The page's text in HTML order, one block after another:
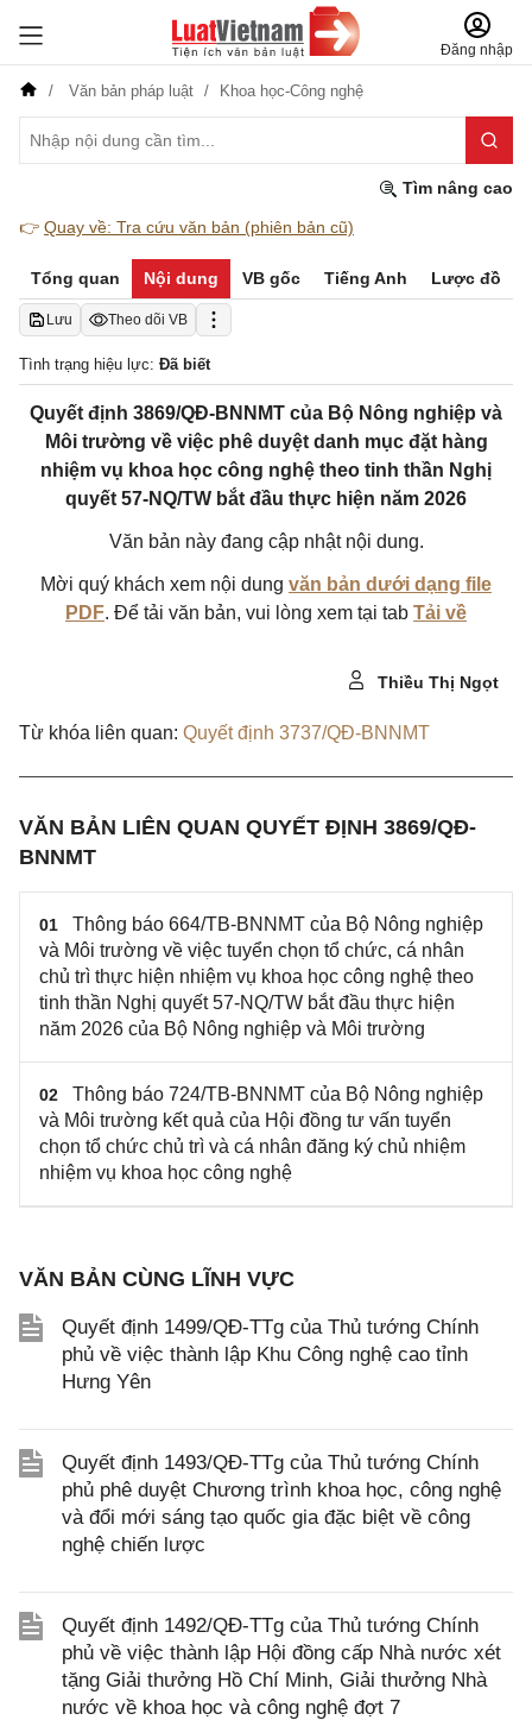
Đăng nhập
Văn bản pháp luật Khoa học-Công nghệ
Tìm nâng cao
👉 Quay về: Tra cứu văn bản (phiên bản cũ)
Tổng quan Nội dung VB gốc Tiếng Anh Lược đồ
Lưu Theo dõi VB
Tình trạng hiệu lực: Đã biết
Quyết định 3869/QĐ-BNNMT của Bộ Nông nghiệp và
Môi trường về việc phê duyệt danh mục đặt hàng
nhiệm vụ khoa học công nghệ theo tinh thần Nghị
quyết 57-NQ/TW bắt đầu thực hiện năm 2026
Văn bản này đang cập nhật nội dung.
Mời quý khách xem nội dung văn bản dưới dạng file
PDF. Để tải văn bản, vui lòng xem tại tab Tải về
Thiều Thị Ngọt
Từ khóa liên quan: Quyết định 3737/QĐ-BNNMT
VĂN BẢN LIÊN QUAN QUYẾT ĐỊNH 3869/QĐ-
BNNMT
01
Thông báo 664/TB-BNNMT của Bộ Nông nghiệp
và Môi trường về việc tuyển chọn tổ chức, cá nhân
chủ trì thực hiện nhiệm vụ khoa học công nghệ theo
tinh thần Nghị quyết 57-NQ/TW bắt đầu thực hiện
năm 2026 của Bộ Nông nghiệp và Môi trường
02
Thông báo 724/TB-BNNMT của Bộ Nông nghiệp
và Môi trường kết quả của Hội đồng tư vấn tuyển
chọn tổ chức chủ trì và cá nhân đăng ký chủ nhiệm
nhiệm vụ khoa học công nghệ
VĂN BẢN CÙNG LĨNH VỰC
Quyết định 1499/QĐ-TTg của Thủ tướng Chính
phủ về việc thành lập Khu Công nghệ cao tỉnh
Hưng Yên
Quyết định 1493/QĐ-TTg của Thủ tướng Chính
phủ phê duyệt Chương trình khoa học, công nghệ
và đổi mới sáng tạo quốc gia đặc biệt về công
nghệ chiến lược
Quyết định 1492/QĐ-TTg của Thủ tướng Chính
phủ về việc thành lập Hội đồng cấp Nhà nước xét
tặng Giải thưởng Hồ Chí Minh, Giải thưởng Nhà
nước về khoa học và công nghệ đợt 7